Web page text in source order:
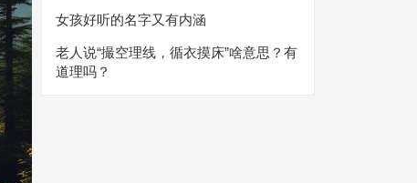
女孩好听的名字又有内涵
老人说“撮空理线，循衣摸床”啥意思？有
道理吗？